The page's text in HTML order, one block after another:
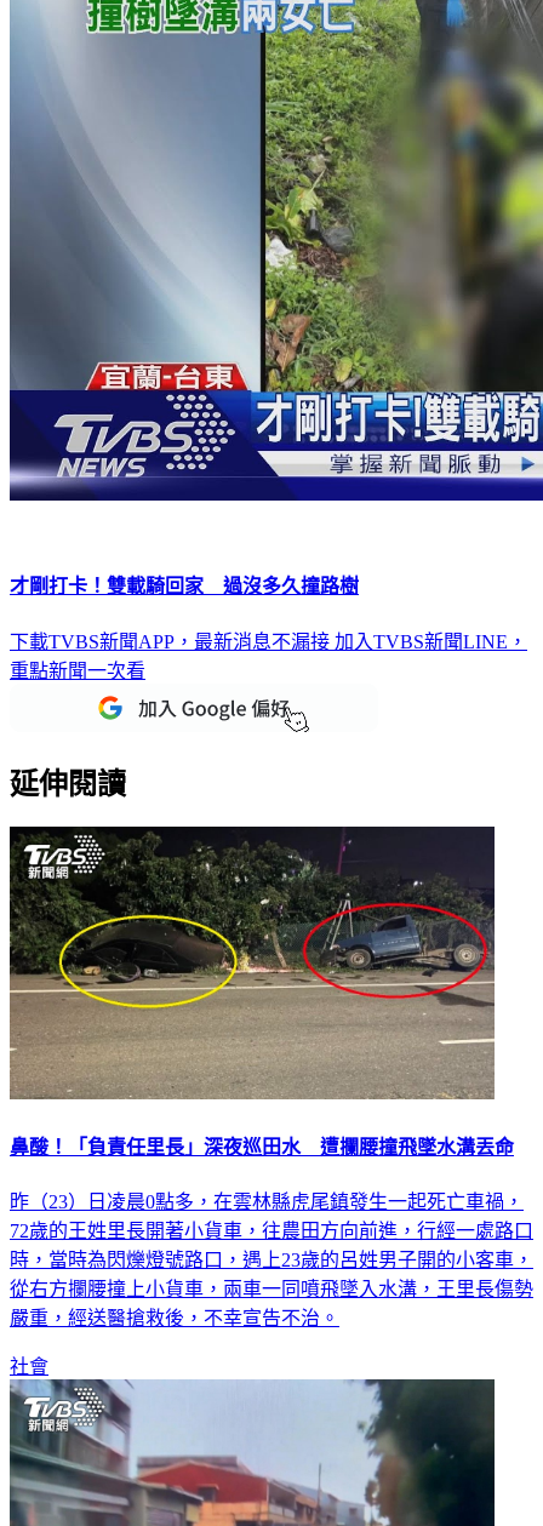
才剛打卡！雙載騎回家 過沒多久撞路樹
下載TVBS新聞APP，最新消息不漏接 加入TVBS新聞LINE，
重點新聞一次看
延伸閱讀
鼻酸！「負責任里長」深夜巡田水 遭攔腰撞飛墜水溝丟命
昨（23）日凌晨0點多，在雲林縣虎尾鎮發生一起死亡車禍，
72歲的王姓里長開著小貨車，往農田方向前進，行經一處路口
時，當時為閃爍燈號路口，遇上23歲的呂姓男子開的小客車，
從右方攔腰撞上小貨車，兩車一同噴飛墜入水溝，王里長傷勢
嚴重，經送醫搶救後，不幸宣告不治。
社會